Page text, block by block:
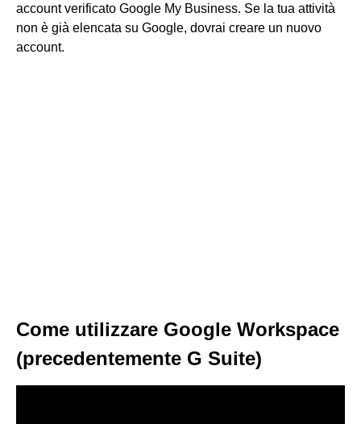
account verificato Google My Business. Se la tua attività
non è già elencata su Google, dovrai creare un nuovo
account.
Come utilizzare Google Workspace
(precedentemente G Suite)